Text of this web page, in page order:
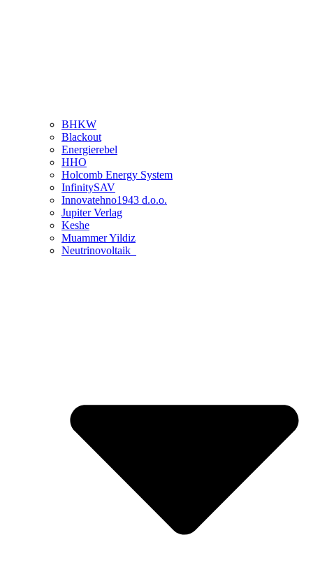
BHKW
Blackout
Energierebel
HHO
Holcomb Energy System
InfinitySAV
Innovatehno1943 d.o.o.
Jupiter Verlag
Keshe
Muammer Yildiz
Neutrinovoltaik